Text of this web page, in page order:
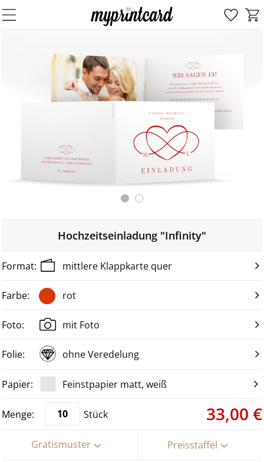
Hochzeitseinladung "Infinity"
mittlere Klappkarte quer
rot
mit Foto
ohne Veredelung
Feinstpapier matt, weiß
Stück 33,00 €
Gratismuster Preisstaffel